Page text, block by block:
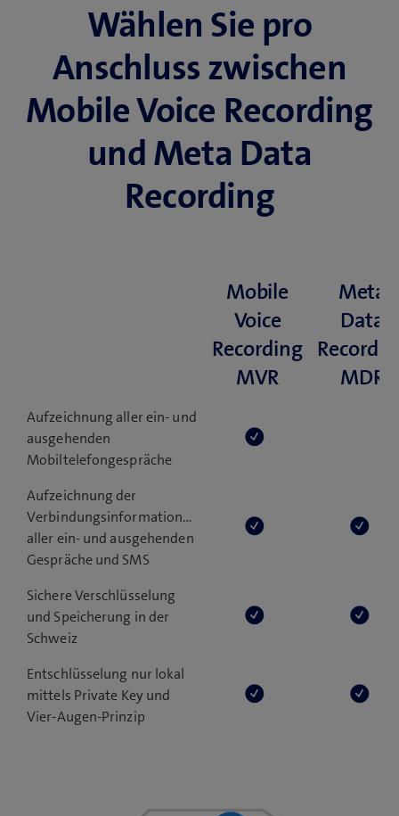
Wählen Sie pro
Anschluss zwischen
Mobile Voice Recording
und Meta Data
Recording
Mobile
Voice
Recording
MVR
Meta
Data
MDR
Aufzeichnung aller ein- und
ausgehenden
Mobiltelefongespräche
Aufzeichnung der
Verbindungsinformationen
aller ein- und ausgehenden
Gespräche und SMS
Sichere Verschlüsselung
und Speicherung in der
Schweiz
Entschlüsselung nur lokal
mittels Private Key und
Vier-Augen-Prinzip